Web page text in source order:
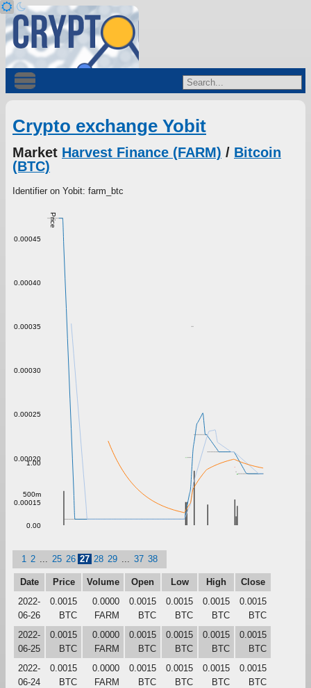
Crypto exchange Yobit
Market Harvest Finance (FARM) / Bitcoin
(BTC)
Identifier on Yobit: farm_btc
Price
0.00015
0.00020
0.00025
0.00030
0.00035
0.00040
0.00045
0.00
500m
1.00
1 2 25 26 27 28 29 37 38
Date Price Volume Open Low High
Close
2022-
06-26
0.0015
BTC
0.0000
FARM
0.0015
BTC
0.0015
BTC
0.0015
BTC
0.0015
BTC
2022-
06-25
0.0015
BTC
0.0000
FARM
0.0015
BTC
0.0015
BTC
0.0015
BTC
0.0015
BTC
2022-
06-24
0.0015
BTC
0.0000
FARM
0.0015
BTC
0.0015
BTC
0.0015
BTC
0.0015
BTC